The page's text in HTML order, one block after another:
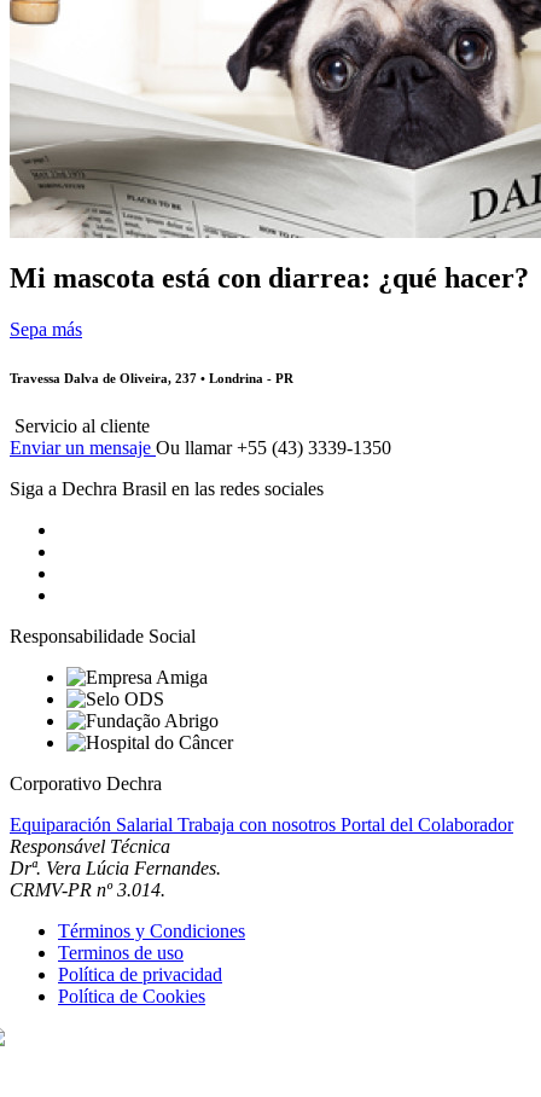
Mi mascota está con diarrea: ¿qué hacer?
Sepa más
Travessa Dalva de Oliveira, 237 • Londrina - PR
Servicio al cliente
Enviar un mensaje Ou llamar +55 (43) 3339-1350
Siga a Dechra Brasil en las redes sociales
Responsabilidade Social
Corporativo Dechra
Equiparación Salarial Trabaja con nosotros Portal del Colaborador
Responsável Técnica
Drª. Vera Lúcia Fernandes.
CRMV-PR nº 3.014.
Términos y Condiciones
Terminos de uso
Política de privacidad
Política de Cookies